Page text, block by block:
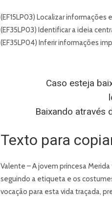
(EF15LP03) Localizar
(EF35LP03) Identificar a ideia
(EF35LP04) Inferir informações
Caso esteja
Baixando através
Texto para
Valente – A jovem princesa
seguindo a etiqueta e os
vocação para esta vida traçada,